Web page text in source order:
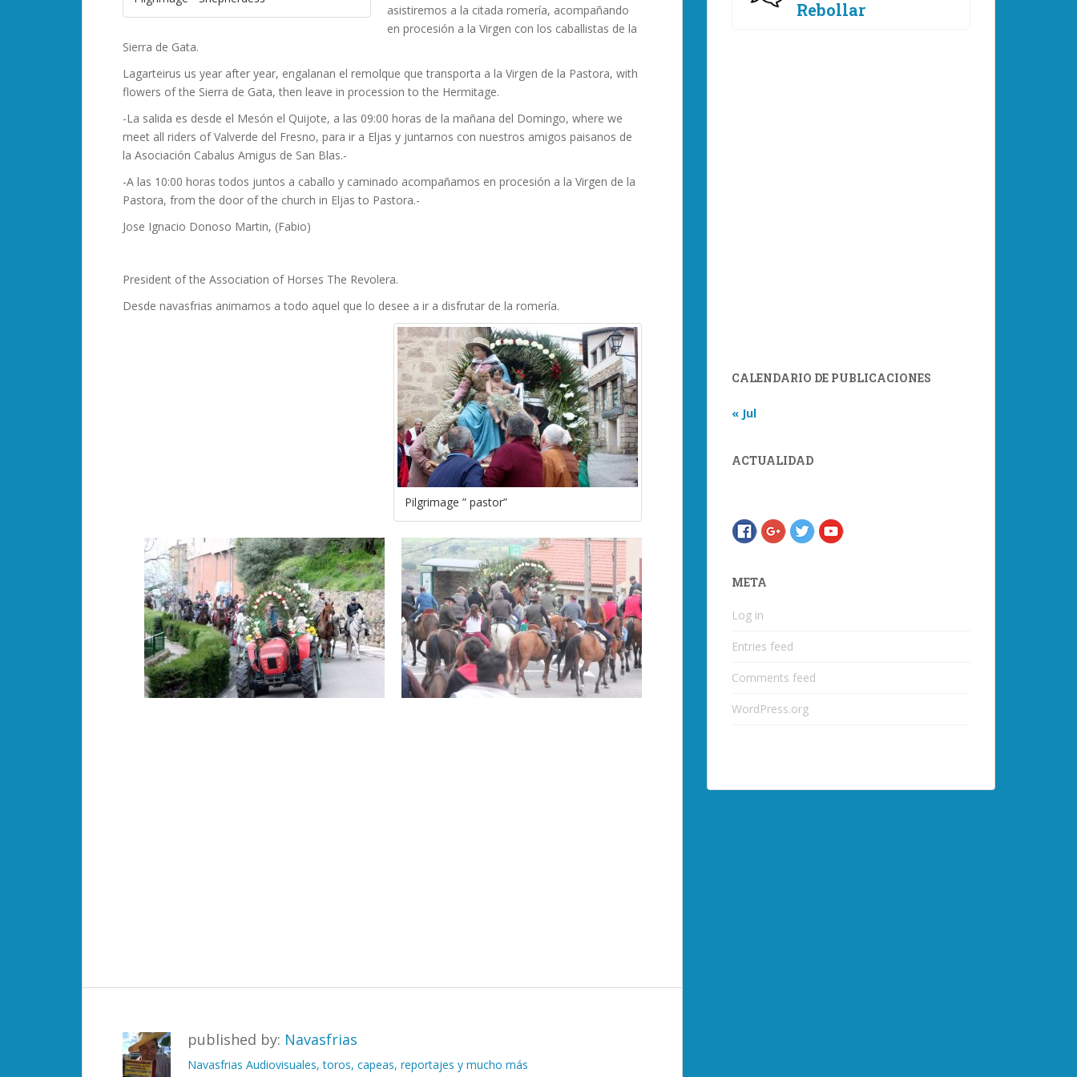
asistiremos a la citada romería, acompañando
en procesión a la Virgen con los caballistas de la
Sierra de Gata.
Lagarteirus us year after year, engalanan el remolque que transporta a la Virgen de la Pastora, with
flowers of the Sierra de Gata, then leave in procession to the Hermitage.
-La salida es desde el Mesón el Quijote, a las 09:00 horas de la mañana del Domingo, where we
meet all riders of Valverde del Fresno, para ir a Eljas y juntarnos con nuestros amigos paisanos de
la Asociación Cabalus Amigus de San Blas.-
-A las 10:00 horas todos juntos a caballo y caminado acompañamos en procesión a la Virgen de la
Pastora, from the door of the church in Eljas to Pastora.-
Jose Ignacio Donoso Martin, (Fabio)
President of the Association of Horses The Revolera.
Desde navasfrias animamos a todo aquel que lo desee a ir a disfrutar de la romería.
Pilgrimage ” pastor”
published by: Navasfrias
Navasfrias Audiovisuales, toros, capeas, reportajes y mucho más
Rebollar
CALENDARIO DE PUBLICACIONES
« Jul
ACTUALIDAD
META
Log in
Entries feed
Comments feed
WordPress.org